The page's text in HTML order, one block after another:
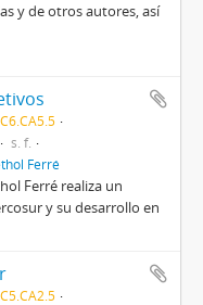
y de otros autores, así
s. f.
Ferré
Ferré realiza un
y su desarrollo en